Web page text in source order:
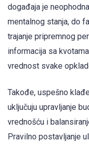
događaja je
mentalnog stanja, do
trajanje pripremnog
informacija sa
vrednost svake
Takođe, uspešno
uključuju upravljanje
vrednošću i
Pravilno postavljanje